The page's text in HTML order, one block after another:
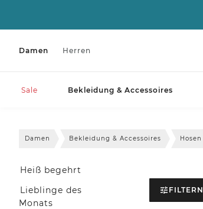
Damen Herren
Sale Bekleidung & Accessoires
Damen Bekleidung & Accessoires Hosen
Heiß begehrt
Lieblinge des
Monats
FILTERN